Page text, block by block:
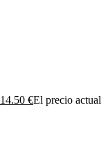
14.50 €El precio actual